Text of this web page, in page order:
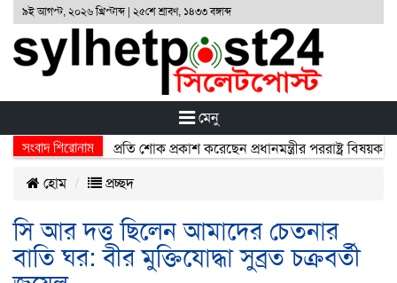
৯ই আগস্ট, ২০২৬ খ্রিস্টাব্দ | ২৫শে শ্রাবণ, ১৪৩৩ বঙ্গাব্দ
মেনু
সংবাদ শিরোনাম
নিহতদের প্রতি শোক প্রকাশ করেছেন প্রধানমন্ত্রীর পররাষ্ট্র বিষয়ক
হোম
প্রচ্ছদ
সি আর দত্ত ছিলেন আমাদের চেতনার
বাতি ঘর: বীর মুক্তিযোদ্ধা সুব্রত চক্রবর্তী